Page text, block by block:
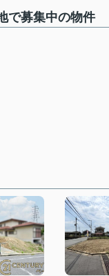
で募集中の物件